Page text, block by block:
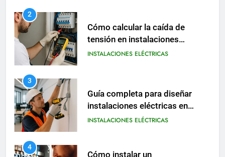
3
Guía completa para diseñar
oficinas modernas
4
Cómo instalar un
magnetotérmico doble para
circuitos monofásicos
INSTALACIONES ELÉCTRICAS
5